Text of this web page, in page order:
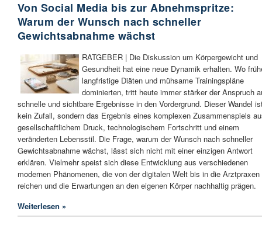
Von Social Media bis zur Abnehmspritze:
Warum der Wunsch nach schneller
Gewichtsabnahme wächst
RATGEBER | Die Diskussion um Körpergewicht und
Gesundheit hat eine neue Dynamik erhalten. Wo
langfristige Diäten und mühsame Trainingspläne
dominierten, tritt heute immer stärker der Anspruch
schnelle und sichtbare Ergebnisse in den Vordergrund. Dieser Wandel
kein Zufall, sondern das Ergebnis eines komplexen Zusammenspiels
gesellschaftlichem Druck, technologischem Fortschritt und einem
veränderten Lebensstil. Die Frage, warum der Wunsch nach schneller
Gewichtsabnahme wächst, lässt sich nicht mit einer einzigen Antwort
erklären. Vielmehr speist sich diese Entwicklung aus verschiedenen
modernen Phänomenen, die von der digitalen Welt bis in die Arztpraxen
reichen und die Erwartungen an den eigenen Körper nachhaltig prägen.
Weiterlesen »